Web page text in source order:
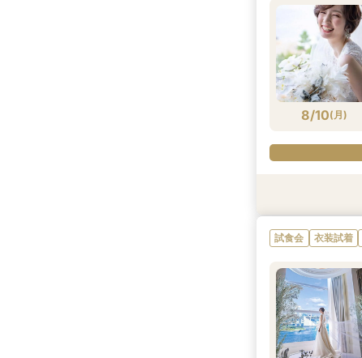
8/9( 日)
8/10( 月)
8/10 月)
8/10 月)
8/10 月)
試食会 衣装試着